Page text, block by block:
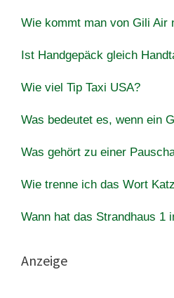
Wie kommt man von Gili Air
Ist Handgepäck gleich
Wie viel Tip Taxi USA?
Was bedeutet es, wenn ein
Was gehört zu einer
Wie trenne ich das Wort
Wann hat das Strandhaus 1
Anzeige